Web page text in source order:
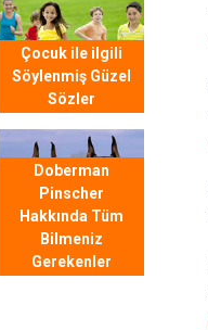
Çocuk ile ilgili
Söylenmiş Güzel
Sözler
Doberman
Pinscher
Hakkında Tüm
Bilmeniz
Gerekenler